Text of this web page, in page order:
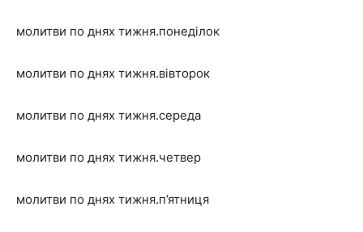
молитви по днях тижня.понеділок
молитви по днях тижня.вівторок
молитви по днях тижня.середа
молитви по днях тижня.четвер
молитви по днях тижня.п’ятниця